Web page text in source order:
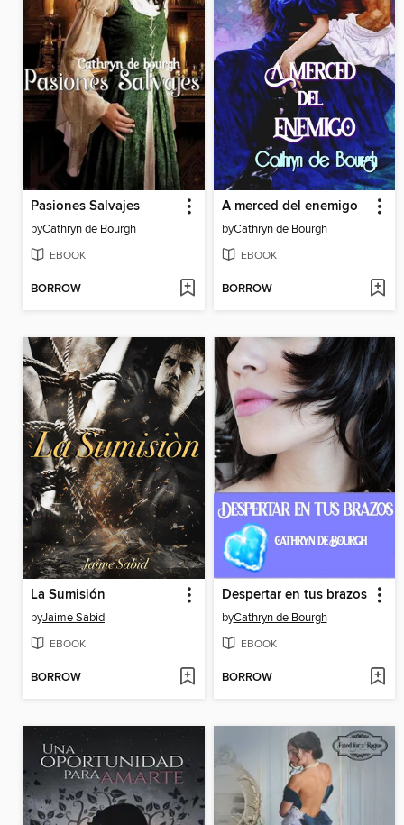
Pasiones Salvajes
byCathryn de Bourgh
EBOOK
BORROW
A merced del enemigo
byCathryn de Bourgh
EBOOK
BORROW
La Sumisión
byJaime Sabid
EBOOK
BORROW
Despertar en tus brazos
byCathryn de Bourgh
EBOOK
BORROW